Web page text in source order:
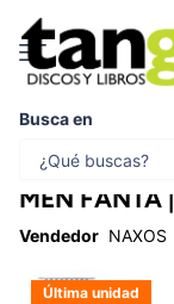
Busca en
MEN FANTA
Vendedor NAXOS
Última unidad